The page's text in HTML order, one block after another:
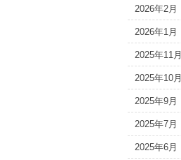
2026年2月
2026年1月
2025年11月
2025年10月
2025年9月
2025年7月
2025年6月